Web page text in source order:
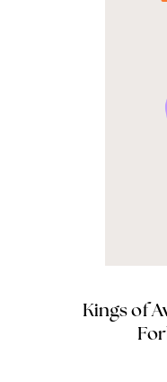
Kings of